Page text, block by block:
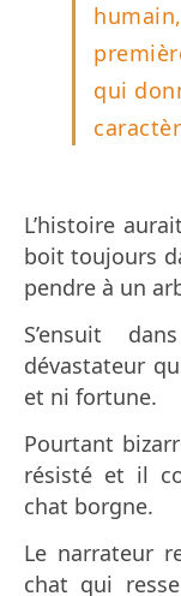
qui
L’histoire
boit toujours
pendre à un
S’ensuit
dévastateur
et ni fortune.
Pourtant
résisté et il
chat borgne.
Le narrateur
chat qui